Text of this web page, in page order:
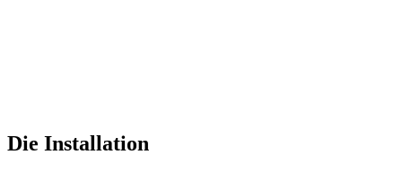
Die Installation